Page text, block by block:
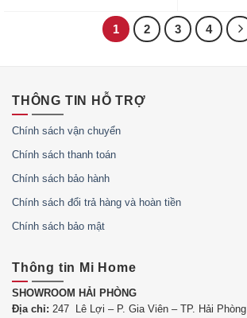
1 2 3 4
THÔNG TIN HỖ TRỢ
Chính sách vận chuyển
Chính sách thanh toán
Chính sách bảo hành
Chính sách đổi trả hàng và hoàn tiền
Chính sách bảo mật
Thông tin Mi Home
SHOWROOM HẢI PHÒNG
Địa chỉ: 247 Lê Lợi – P. Gia Viên – TP. Hải Phòng